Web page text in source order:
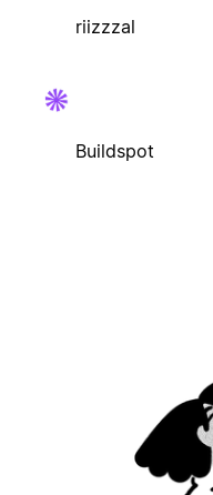
riizzzal
Buildspot